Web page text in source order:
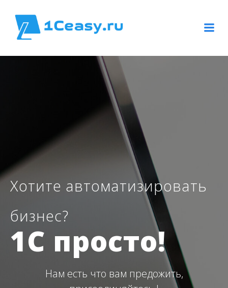
содержимому
Хотите автоматизировать
бизнес?
1С просто!
Нам есть что вам предожить,